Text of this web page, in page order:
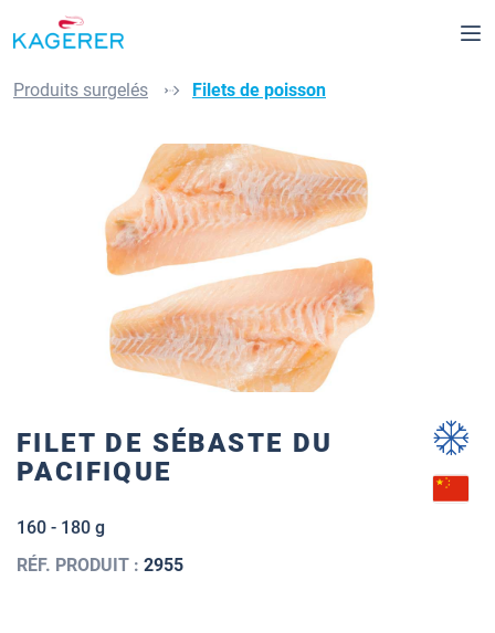
Passer au contenu principal
Produits surgelés Filets de poisson
FILET DE SÉBASTE DU
PACIFIQUE
160 - 180 g
RÉF. PRODUIT : 2955